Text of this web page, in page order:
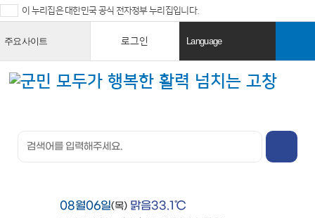
이 누리집은 대한민국 공식 전자정부 누리집입니다.
주요사이트 로그인 Language
기
08월06일(목) 맑음33.1℃
열기